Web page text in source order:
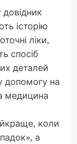
історію
ліки,
спосіб
деталей
допомогу на
медицина
коли
а